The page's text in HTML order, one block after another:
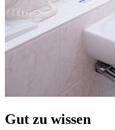
Gut zu wissen